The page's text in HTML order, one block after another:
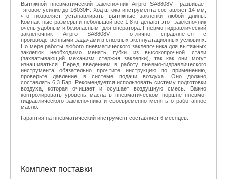
Вытяжной пневматический заклепочник Airpro SA8808V развивает
тяговое усилие до 16030Н. Ход штока инструмента составляет 14 мм,
что позволяет устанавливать вытяжные заклепки любой длины.
Компактные размеры и небольшой вес 1.8 кг делают этот заклепочник
очень удобным и безопасным для оператора. Пневмо-гидравлический
заклепочник Airpro SA8808V отлично справляется с
производственными задачами в сложных эксплуатационных условиях.
По мере работы любого пневматического заклепочника для вытяжных
заклепок необходимо менять губки из высокопрочной стали
(захватывающий механизм стержня заклепки), так как они могут
изнашиваться. Перед введением в работу пневмо-гидравлического
инструмента обязательно прочтите инструкцию по применению,
проверьте давление в системе подачи воздуха. Оно должно
составлять 6.3 Бар. Рекомендуется использовать систему подготовки
воздуха, которая очищает и осушает воздушную смесь. Важно
контролировать уровень масла в пневматическом поршне пневмо-
гидравлического заклепочника и своевременно менять отработанное
масло.
Гарантия на пневматический инструмент составляет 6 месяцев.
Комплект поставки